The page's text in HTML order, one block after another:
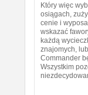
Który więc
osiągach,
cenie i
wskazać
każdą
znajomych,
Commander
Wszystkim